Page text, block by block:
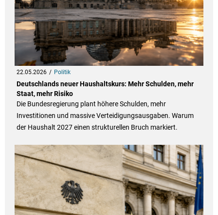
22.05.2026 Politik
Deutschlands neuer Haushaltskurs: Mehr Schulden, mehr
Staat, mehr Risiko
Die Bundesregierung plant höhere Schulden, mehr
Investitionen und massive Verteidigungsausgaben. Warum
der Haushalt 2027 einen strukturellen Bruch markiert.